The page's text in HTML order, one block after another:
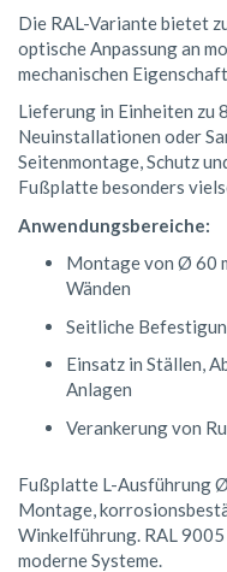
Die RAL-Variante bietet
optische Anpassung an
mechanischen
Lieferung in Einheiten zu
Neuinstallationen oder
Seitenmontage, Schutz
Fußplatte besonders
Anwendungsbereiche:
Montage von Ø 60
Wänden
Seitliche
Einsatz in Ställen,
Anlagen
Verankerung von
Fußplatte L-Ausführung
Montage,
Winkelführung. RAL
moderne Systeme.